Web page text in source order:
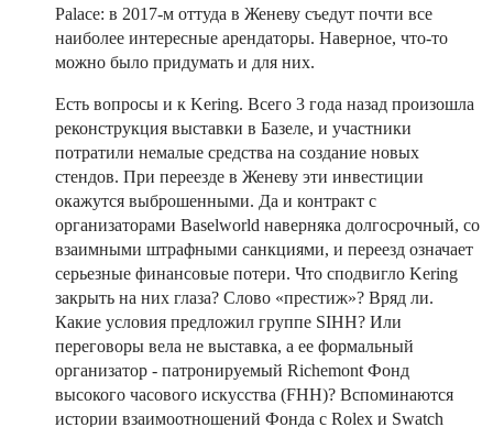
Palace: в 2017-м оттуда в Женеву съедут почти все
наиболее интересные арендаторы. Наверное, что-то
можно было придумать и для них.
Есть вопросы и к Kering. Всего 3 года назад произошла
реконструкция выставки в Базеле, и участники
потратили немалые средства на создание новых
стендов. При переезде в Женеву эти инвестиции
окажутся выброшенными. Да и контракт с
организаторами Baselworld наверняка долгосрочный, со
взаимными штрафными санкциями, и переезд означает
серьезные финансовые потери. Что сподвигло Kering
закрыть на них глаза? Слово «престиж»? Вряд ли.
Какие условия предложил группе SIHH? Или
переговоры вела не выставка, а ее формальный
организатор - патронируемый Richemont Фонд
высокого часового искусства (FHH)? Вспоминаются
истории взаимоотношений Фонда с Rolex и Swatch